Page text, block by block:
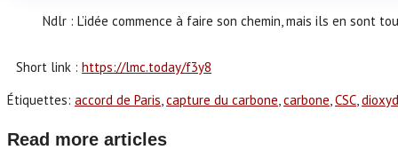
Ndlr : L’idée commence à faire son chemin, mais ils en sont
Short link : https://lmc.today/f3y8
Étiquettes: accord de Paris, capture du carbone, carbone, CSC,
Read more articles